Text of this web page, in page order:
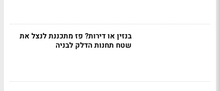
בנזין או דירות? פז מתכננת לנצל את
שטח תחנות הדלק לבניה